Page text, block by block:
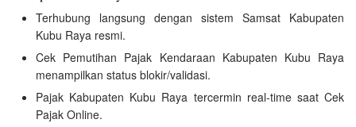
Terhubung langsung dengan sistem Samsat Kabupaten
Kubu Raya resmi.
Cek Pemutihan Pajak Kendaraan Kabupaten Kubu Raya
menampilkan status blokir/validasi.
Pajak Kabupaten Kubu Raya tercermin real-time saat Cek
Pajak Online.